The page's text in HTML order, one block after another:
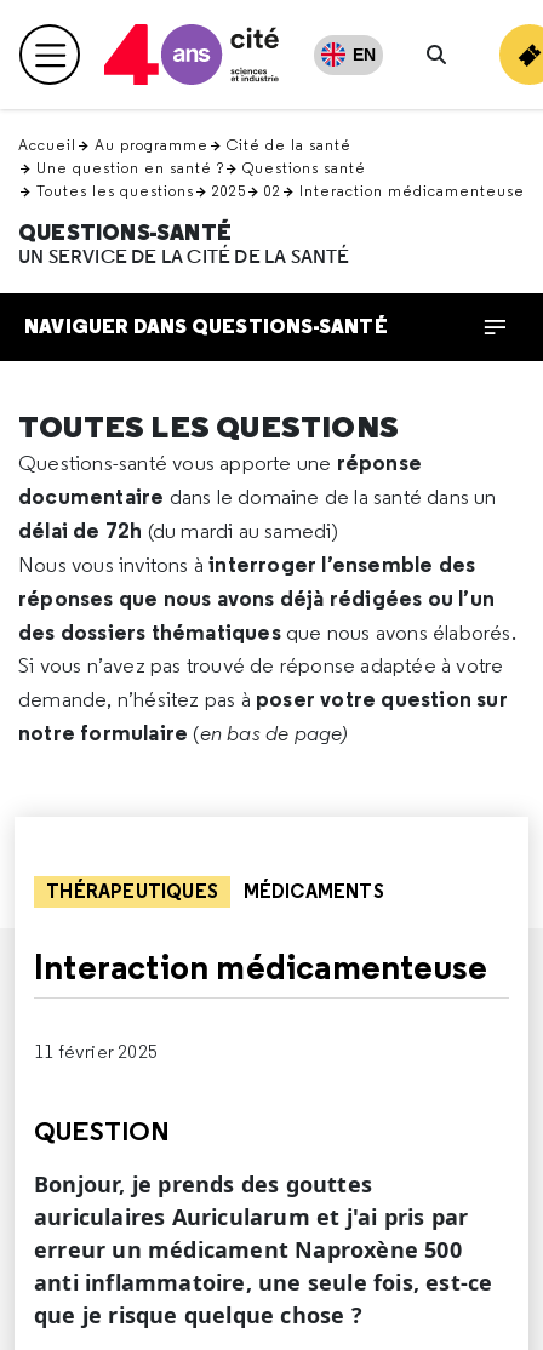
en
haut Menu principal EN
Accueil Au programme
Cité de la santé
Une question en santé ?
Questions santé
Toutes les questions
2025 02 Interaction médicamenteuse
QUESTIONS-SANTÉ
UN SERVICE DE LA CITÉ DE LA SANTÉ
NAVIGUER DANS QUESTIONS-SANTÉ
TOUTES LES QUESTIONS
Questions-santé vous apporte une réponse
documentaire dans le domaine de la santé dans un
délai de 72h (du mardi au samedi)
Nous vous invitons àinterroger l’ensemble des
réponses que nous avons déjà rédigées ou l’un
des dossiers thématiques que nous avons élaborés.
Si vous n’avez pas trouvé de réponse adaptée à votre
demande, n’hésitez pas à poser votre question sur
notre formulaire (en bas de page)
THÉRAPEUTIQUES MÉDICAMENTS
Interaction médicamenteuse
11 février 2025
QUESTION
Bonjour, je prends des gouttes
auriculaires Auricularum et j'ai pris par
erreur un médicament Naproxène 500
anti inflammatoire, une seule fois, est-ce
que je risque quelque chose ?